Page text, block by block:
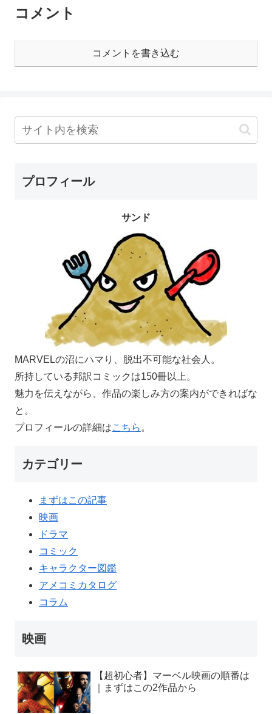
コメント
コメントを書き込む
プロフィール
サンド
MARVELの沼にハマり、脱出不可能な社会人。
所持している邦訳コミックは150冊以上。
魅力を伝えながら、作品の楽しみ方の案内ができればな
と。
プロフィールの詳細はこちら 。
カテゴリー
まずはこの記事
映画
ドラマ
コミック
キャラクター図鑑
アメコミカタログ
コラム
映画
【超初心者】マーベル映画の順番は
｜まずはこの2作品から